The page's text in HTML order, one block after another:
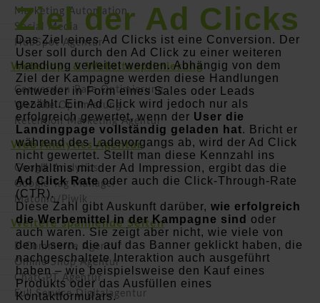
Marketing Automation
Social Media
HubSpot Agentur
Webshop- & Websiteoptimierung
Conversion Rate Optimierung
Website Optimierung
Retention Marketing Agentur
Web Analytics Agentur
Google Analytics
Google Tag Manager
Matomo/Piwik
Weitere spannende Seiten
E-Commerce Agentur
Online Shop Agentur
ChatGPT Agentur
Full Service Digitalagentur
Ziel der Ad Clicks
Das Ziel eines Ad Clicks ist eine Conversion. Der
User soll durch den Ad Click zu einer weiteren
Handlung verleitet werden. Abhängig von dem
Ziel der Kampagne werden diese Handlungen
entweder in Form eines Sales oder Leads
gezählt. Ein Ad Click wird jedoch nur als
erfolgreich gewertet, wenn der User die
Landingpage vollständig geladen hat. Bricht er
während des Ladevorgangs ab, wird der Ad Click
nicht gewertet. Stellt man diese Kennzahl ins
Verhältnis mit der Ad Impression, ergibt das die
Ad Click Rateoder auch die Click-Through-Rate
(CTR).
Diese Zahl gibt Auskunft darüber,wie erfolgreich
die Werbemittel in der Kampagne sind oder
auch waren. Sie zeigt aber nicht, wie viele von
den Usern, die auf das Banner geklickt haben, die
nachgeschaltete Interaktion auch ausgeführt
haben – wie beispielsweise den Kauf eines
Produkts oder das Ausfüllen eines
Kontaktformulars.